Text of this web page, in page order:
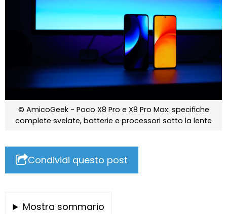
© AmicoGeek - Poco X8 Pro e X8 Pro Max: specifiche
complete svelate, batterie e processori sotto la lente
Condividi questo post
Mostra sommario